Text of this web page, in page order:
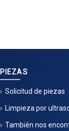
PIEZAS
Solicitud de piezas
Limpieza por
También nos